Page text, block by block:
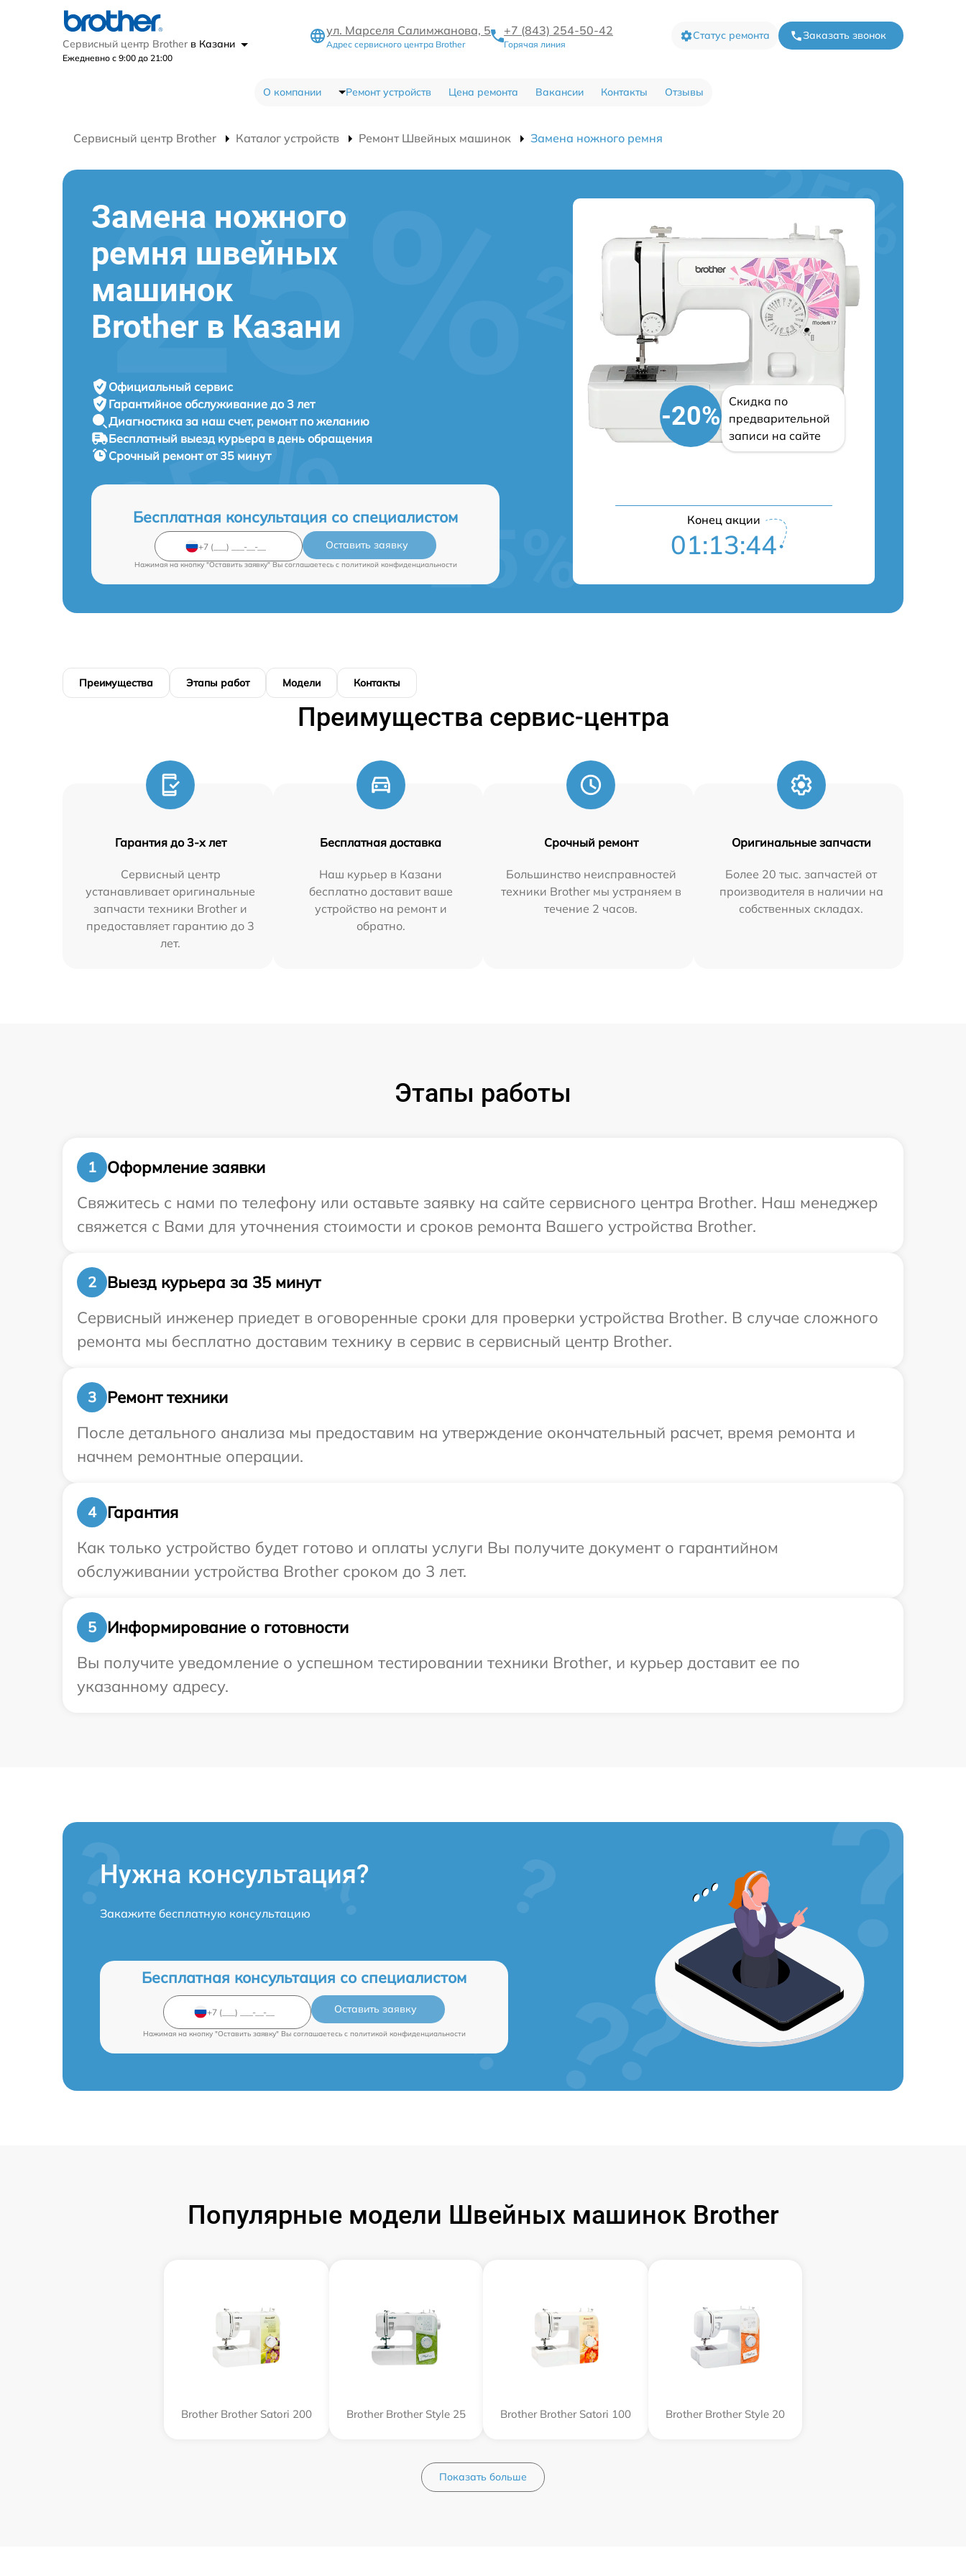
Сервисный центр Brother в Казани
Ежедневно с 9:00 до 21:00
ул. Марселя Салимжанова, 5
Адрес сервисного центра Brother
+7 (843) 254-50-42
Горячая линия
Статус ремонта Заказать звонок
О компании Ремонт устройств Цена ремонта Вакансии Контакты Отзывы
Сервисный центр Brother Каталог устройств Ремонт Швейных машинок Замена ножного ремня
Замена ножного
ремня швейных
машинок
Brother в Казани
Официальный сервис
Гарантийное обслуживание до 3 лет
Диагностика за наш счет, ремонт по желанию
Бесплатный выезд курьера в день обращения
Срочный ремонтот 35 минут
Бесплатная консультация со специалистом
Оставить заявку
Нажимая на кнопку "Оставить заявку" Вы соглашаетесь c политикой конфиденциальности
-20%
Скидка по
предварительной
записи на сайте
Конец акции
01:13:43
Преимущества Этапы работ Модели Контакты
Преимущества сервис-центра
Гарантия до 3-х лет
Сервисный центр
устанавливает оригинальные
запчасти техники Brother и
предоставляет гарантию до 3
лет.
Бесплатная доставка
Наш курьер в Казани
бесплатно доставит ваше
устройство на ремонт и
обратно.
Срочный ремонт
Большинство неисправностей
техники Brother мы устраняем в
течение 2 часов.
Оригинальные запчасти
Более 20 тыс. запчастей от
производителя в наличии на
собственных складах.
Этапы работы
1
Оформление заявки
Свяжитесь с нами по телефону или оставьте заявку на сайте сервисного центра Brother. Наш менеджер
свяжется с Вами для уточнения стоимости и сроков ремонта Вашего устройства Brother.
2
Выезд курьера за 35 минут
Сервисный инженер приедет в оговоренные сроки для проверки устройства Brother. В случае сложного
ремонта мы бесплатно доставим технику в сервис в сервисный центр Brother.
3
Ремонт техники
После детального анализа мы предоставим на утверждение окончательный расчет, время ремонта и
начнем ремонтные операции.
4
Гарантия
Как только устройство будет готово и оплаты услуги Вы получите документ о гарантийном
обслуживании устройства Brother сроком до 3 лет.
5
Информирование о готовности
Вы получите уведомление о успешном тестировании техники Brother, и курьер доставит ее по
указанному адресу.
Нужна консультация?
Закажите бесплатную консультацию
Бесплатная консультация со специалистом
Оставить заявку
Нажимая на кнопку "Оставить заявку" Вы соглашаетесь c политикой конфиденциальности
Популярные модели Швейных машинок Brother
Brother Brother Satori 200 Brother Brother Style 25 Brother Brother Satori 100 Brother Brother Style 20
Показать больше